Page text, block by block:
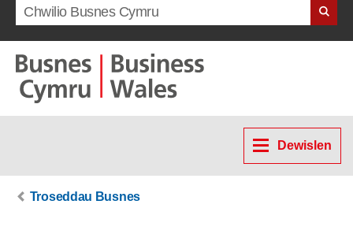
Search term
Dewislen
Troseddau Busnes